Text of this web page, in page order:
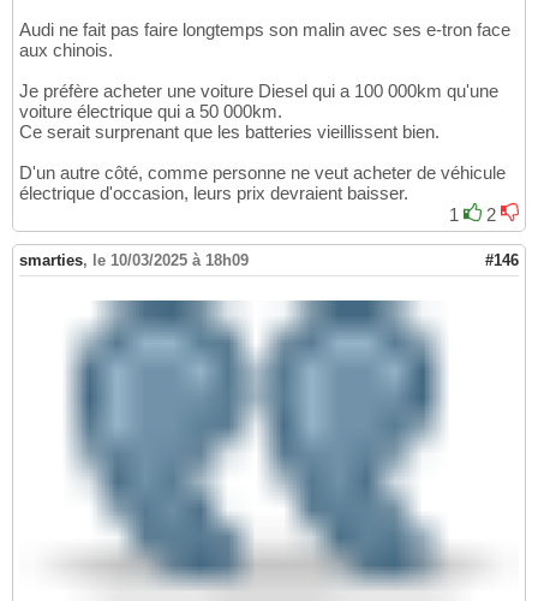
Audi ne fait pas faire longtemps son malin avec ses e-tron face
aux chinois.
Je préfère acheter une voiture Diesel qui a 100 000km qu'une
voiture électrique qui a 50 000km.
Ce serait surprenant que les batteries vieillissent bien.
D'un autre côté, comme personne ne veut acheter de véhicule
électrique d'occasion, leurs prix devraient baisser.
1
2
smarties, le 10/03/2025 à 18h09 #146